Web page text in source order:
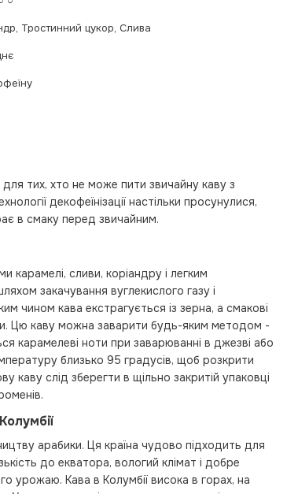
Тростинний цукор, Слива
тих, хто не може пити звичайну каву з
декофеїнізації настільки просунулися,
в смаку перед звичайним.
карамелі, сливи, коріандру і легким
закачування вуглекислого газу і
чином кава екстрагується із зерна, а смакові
Цю каву можна заварити будь-яким методом -
карамелеві ноти при заварюванні в джезві або
близько 95 градусів, щоб розкрити
каву слід зберегти в щільно закритій упаковці
арабики. Ця країна чудово підходить для
до екватора, вологий клімат і добре
урожаю. Кава в Колумбії висока в горах, на